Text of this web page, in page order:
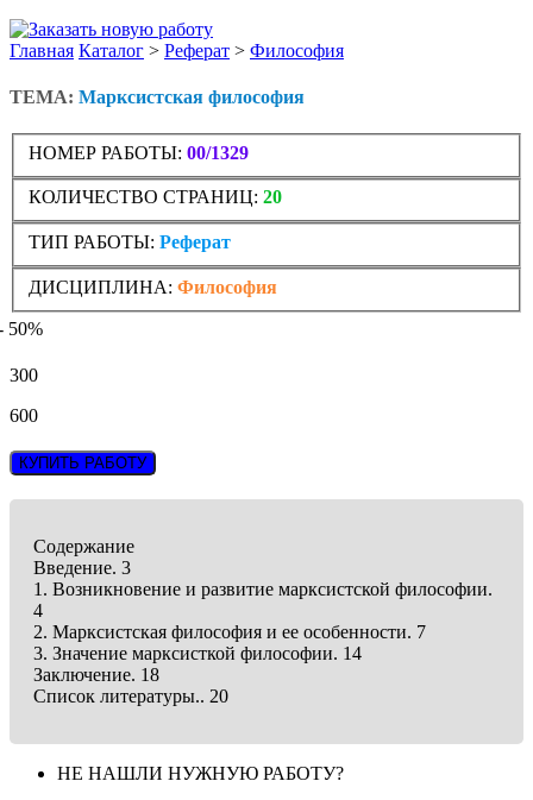
Главная Каталог > Реферат > Философия
ТЕМА: Марксистская философия
НОМЕР РАБОТЫ: 00/1329
КОЛИЧЕСТВО СТРАНИЦ: 20
ТИП РАБОТЫ: Реферат
ДИСЦИПЛИНА: Философия
50%
300
600
КУПИТЬ РАБОТУ
Содержание
Введение. 3
1. Возникновение и развитие марксистской философии.
4
2. Марксистская философия и ее особенности. 7
3. Значение марксисткой философии. 14
Заключение. 18
Список литературы.. 20
НЕ НАШЛИ НУЖНУЮ РАБОТУ?